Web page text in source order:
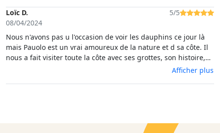
Loïc D.
08/04/2024
5/5
Nous n'avons pas u l'occasion de voir les dauphins ce jour là
mais Pauolo est un vrai amoureux de la nature et d sa côte. Il
nous a fait visiter toute la côte avec ses grottes, son histoire,
ses oiseaux, ses plages inaccessibles et a bien prit le temps de
tout nous expliquer. Finalement aucun regret d'avoir fait cette
Afficher plus